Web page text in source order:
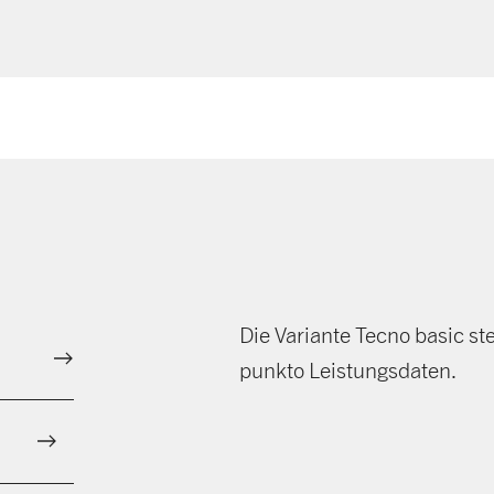
Die Variante Tecno basic
punkto Leistungsdaten.